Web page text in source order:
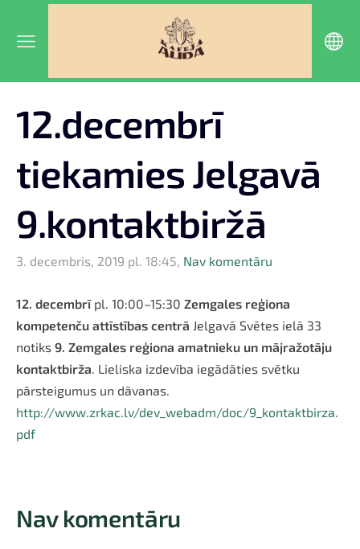
12.decembrī
tiekamies Jelgavā
9.kontaktbiržā
3. decembris, 2019 pl. 18:45, Nav komentāru
12. decembrīpl. 10:00–15:30 Zemgales reģiona
kompetenču attīstības centrā Jelgavā Svētes ielā 33
notiks 9. Zemgales reģiona amatnieku un mājražotāju
kontaktbirža . Lieliska izdevība iegādāties svētku
pārsteigumus un dāvanas.
http://www.zrkac.lv/dev_webadm/doc/9_kontaktbirza.
pdf
Nav komentāru